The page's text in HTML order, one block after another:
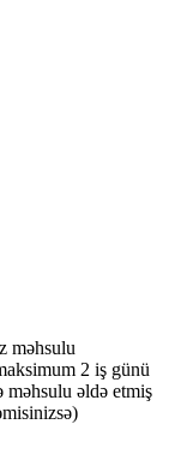
məhsulu
2 iş günü
məhsulu əldə etmiş